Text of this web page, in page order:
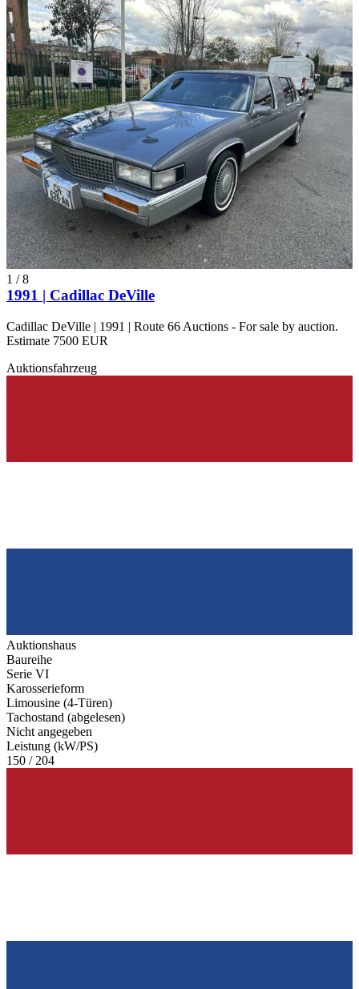
1 /8
1991 | Cadillac DeVille
Cadillac DeVille | 1991 | Route 66 Auctions - For sale by auction.
Estimate 7500 EUR
Auktionsfahrzeug
Auktionshaus
Baureihe
Serie VI
Karosserieform
Limousine (4-Türen)
Tachostand (abgelesen)
Nicht angegeben
Leistung (kW/PS)
150 / 204